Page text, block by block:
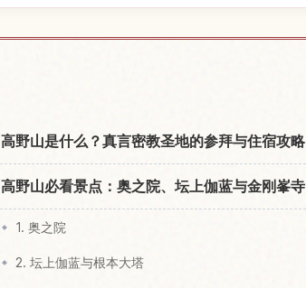
高野山是什么？真言密教圣地的参拜与住宿攻略
高野山必看景点：奥之院、坛上伽蓝与金刚峯寺
1. 奥之院
2. 坛上伽蓝与根本大塔